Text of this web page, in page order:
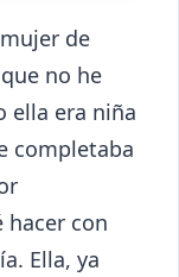
de
no he
ella era niña
completaba
hacer con
Ella, ya